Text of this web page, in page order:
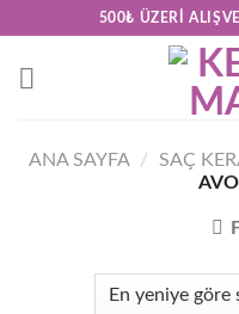
content
500₺ ÜZERI
ANA SAYFA / SAÇ